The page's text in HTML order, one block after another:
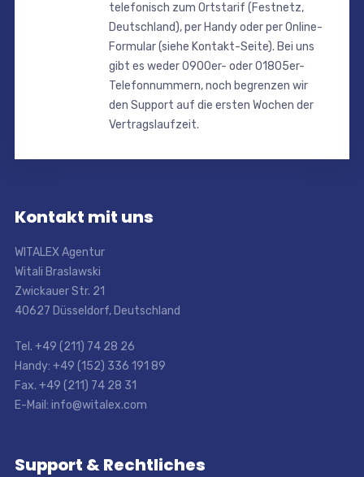
telefonisch zum Ortstarif (Festnetz,
Deutschland), per Handy oder per Online-
Formular (siehe Kontakt-Seite). Bei uns
gibt es weder 0900er- oder 01805er-
Telefonnummern, noch begrenzen wir
den Support auf die ersten Wochen der
Vertragslaufzeit.
Kontakt mit uns
WITALEX Agentur
Witali Braslawski
Zwickauer Str. 21
40627 Düsseldorf, Deutschland
Tel. +49 (211) 74 28 26
Handy: +49 (152) 336 191 89
Fax. +49 (211) 74 28 31
E-Mail: info@witalex.com
Support & Rechtliches